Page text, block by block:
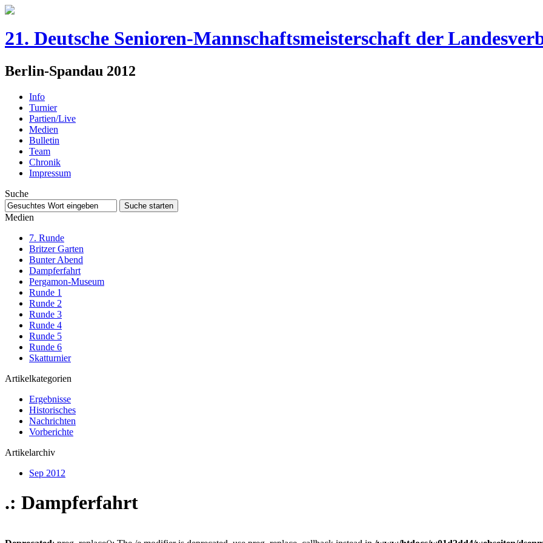
21. Deutsche Senioren-Mannschaftsmeisterschaft der
Berlin-Spandau 2012
Info
Turnier
Partien/Live
Medien
Bulletin
Team
Chronik
Impressum
Suche
Medien
7. Runde
Britzer Garten
Bunter Abend
Dampferfahrt
Pergamon-Museum
Runde 1
Runde 2
Runde 3
Runde 4
Runde 5
Runde 6
Skatturnier
Artikelkategorien
Ergebnisse
Historisches
Nachrichten
Vorberichte
Artikelarchiv
Sep 2012
.: Dampferfahrt